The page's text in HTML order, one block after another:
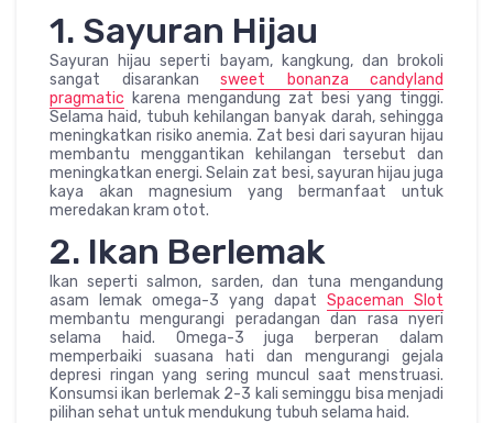
1. Sayuran Hijau
Sayuran hijau seperti bayam, kangkung, dan brokoli
sangat disarankan sweet bonanza candyland
pragmatic karena mengandung zat besi yang tinggi.
Selama haid, tubuh kehilangan banyak darah, sehingga
meningkatkan risiko anemia. Zat besi dari sayuran hijau
membantu menggantikan kehilangan tersebut dan
meningkatkan energi. Selain zat besi, sayuran hijau juga
kaya akan magnesium yang bermanfaat untuk
meredakan kram otot.
2. Ikan Berlemak
Ikan seperti salmon, sarden, dan tuna mengandung
asam lemak omega-3 yang dapat Spaceman Slot
membantu mengurangi peradangan dan rasa nyeri
selama haid. Omega-3 juga berperan dalam
memperbaiki suasana hati dan mengurangi gejala
depresi ringan yang sering muncul saat menstruasi.
Konsumsi ikan berlemak 2-3 kali seminggu bisa menjadi
pilihan sehat untuk mendukung tubuh selama haid.